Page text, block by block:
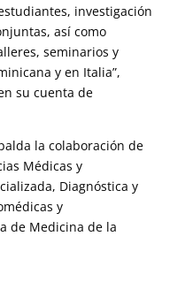
investigación
así como
seminarios y
y en Italia”,
su cuenta de
la colaboración de
Médicas y
Diagnóstica y
y
de Medicina de la